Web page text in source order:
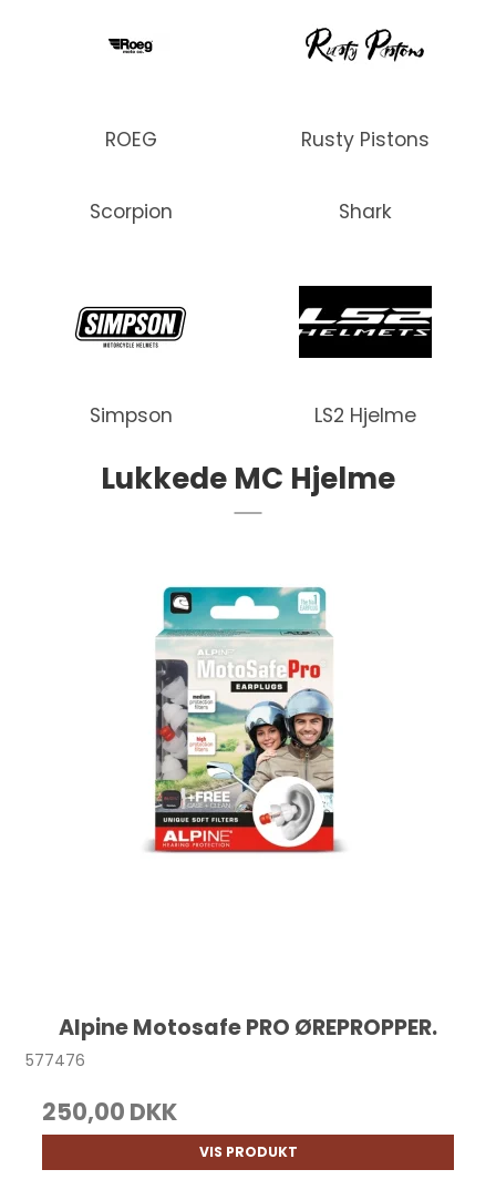
ROEG Rusty Pistons
Scorpion Shark
Simpson LS2 Hjelme
Lukkede MC Hjelme
Alpine Motosafe PRO ØREPROPPER.
577476
250,00 DKK
VIS PRODUKT